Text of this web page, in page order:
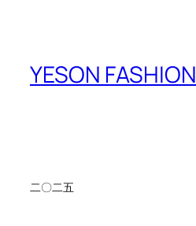
YESON FASHION
二〇二五